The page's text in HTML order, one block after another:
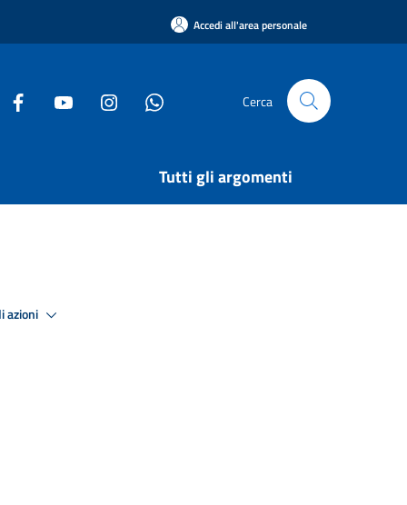
Accedi all'area personale
Cerca
Tutti gli argomenti
azioni